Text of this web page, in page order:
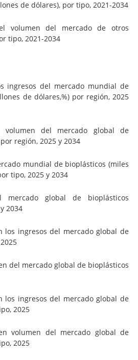
de dólares), por tipo, 2021-2034
volumen del mercado de otros
tipo, 2021-2034
ingresos del mercado mundial de
de dólares,%) por región, 2025
volumen del mercado global de
región, 2025 y 2034
mundial de bioplásticos (miles
tipo, 2025 y 2034
mercado global de bioplásticos
2034
los ingresos del mercado global de
del mercado global de bioplásticos
los ingresos del mercado global de
2025
volumen del mercado global de
2025